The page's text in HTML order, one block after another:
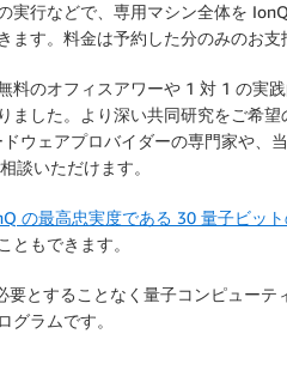
実行などで、専用マシン全体を
す。料金は予約した分のみのお支
料のオフィスアワーや 1 対 1 の実
した。より深い共同研究をご希望
ウェアプロバイダーの専門家や、
談いただけます。
の最高忠実度である 30 量子ビッ
ともできます。
とすることなく量子コンピューテ
グラムです。